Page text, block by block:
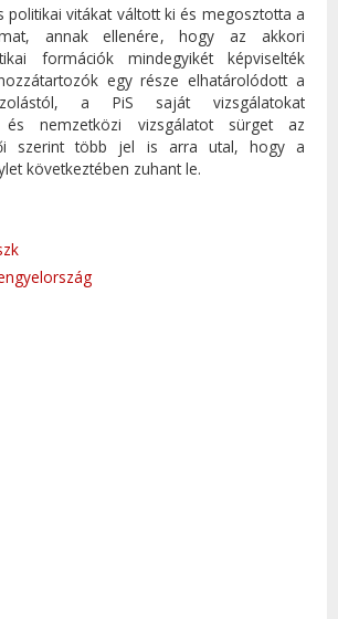
politikai vitákat váltott ki és megosztotta a
annak ellenére, hogy az akkori
formációk mindegyikét képviselték
egy része elhatárolódott a
a PiS saját vizsgálatokat
és nemzetközi vizsgálatot sürget az
szerint több jel is arra utal, hogy a
következtében zuhant le.